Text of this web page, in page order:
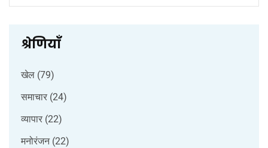
श्रेणियाँ
खेल (79)
समाचार (24)
व्यापार (22)
मनोरंजन (22)